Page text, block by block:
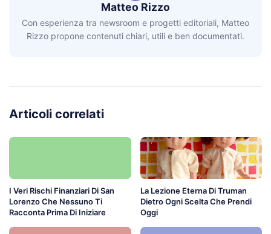
Matteo Rizzo
Con esperienza tra newsroom e progetti editoriali, Matteo
Rizzo propone contenuti chiari, utili e ben documentati.
Articoli correlati
I Veri Rischi Finanziari Di San
Lorenzo Che Nessuno Ti
Racconta Prima Di Iniziare
La Lezione Eterna Di Truman
Dietro Ogni Scelta Che Prendi
Oggi